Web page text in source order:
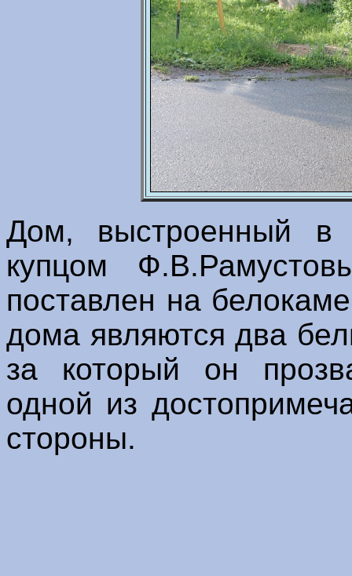
Дом, выстроенный в
купцом
поставлен на
дома являются два
за который он
одной из
стороны.